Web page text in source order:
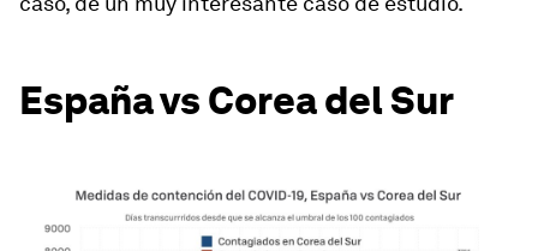
España vs Corea del Sur